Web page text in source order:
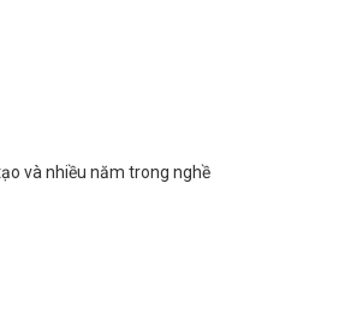
và nhiều năm trong nghề